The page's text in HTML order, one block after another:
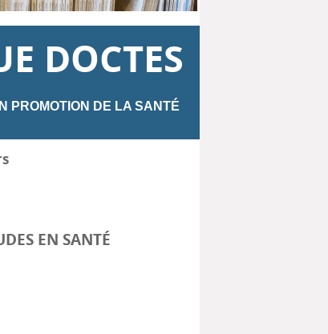
DOCTES
PROMOTION DE LA SANTÉ
EN SANTÉ